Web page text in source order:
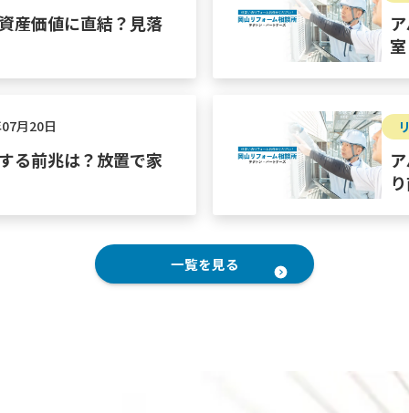
産価値に直結？見落
月20日
る前兆は？放置で家
一覧を見る